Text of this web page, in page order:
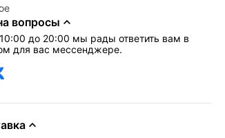
вопросы
до 20:00 мы рады ответить вам в
для вас мессенджере.